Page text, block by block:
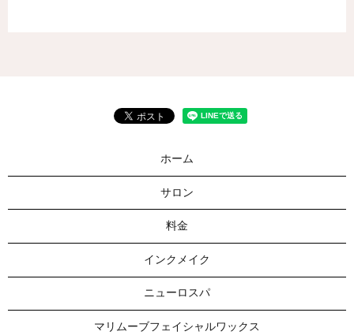
ホーム
サロン
料金
インクメイク
ニューロスパ
マリムーブフェイシャルワックス